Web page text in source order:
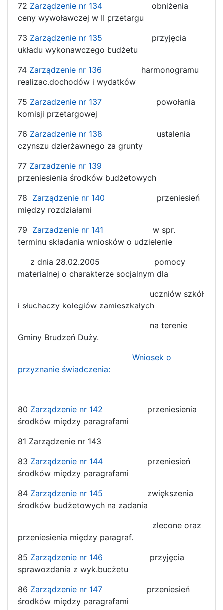
72 Zarządzenie nr 134
obniżenia
ceny wywoławczej w II przetargu
73 Zarządzenie nr 135 przyjęcia
układu wykonawczego budżetu
74 Zarządzenie nr 136 harmonogramu
realizac.dochodów i wydatków
75 Zarzadzenie nr 137
powołania
komisji przetargowej
76 Zarzadzenie nr 138 ustalenia
czynszu dzierżawnego za grunty
77 Zarzadzenie nr 139
przeniesienia środków budżetowych
78 Zarządzenie nr 140
przeniesień
między rozdziałami
79 Zarzadzenie nr 141 w spr.
terminu składania wniosków o udzielenie
z dnia 28.02.2005 pomocy
materialnej o charakterze socjalnym dla
uczniów szkół
i słuchaczy kolegiów zamieszkałych
na terenie
Gminy Brudzeń Duży.
Wniosek o
przyznanie świadczenia:
80 Zarządzenie nr 142 przeniesienia
środków między paragrafami
81 Zarządzenie nr 143
83 Zarządzenie nr 144 przeniesień
środków między paragrafami
84 Zarządzenie nr 145
zwiększenia
środków budżetowych na zadania
zlecone oraz
przeniesienia między paragraf.
85 Zarządzenie nr 146 przyjęcia
sprawozdania z wyk.budżetu
86 Zarządzenie nr 147
przeniesień
środków między paragrafami